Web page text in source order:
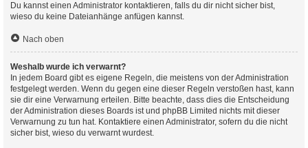
Du kannst einen Administrator kontaktieren, falls du dir nicht sicher bist,
wieso du keine Dateianhänge anfügen kannst.
Nach oben
Weshalb wurde ich verwarnt?
In jedem Board gibt es eigene Regeln, die meistens von der Administration
festgelegt werden. Wenn du gegen eine dieser Regeln verstoßen hast, kann
sie dir eine Verwarnung erteilen. Bitte beachte, dass dies die Entscheidung
der Administration dieses Boards ist und phpBB Limited nichts mit dieser
Verwarnung zu tun hat. Kontaktiere einen Administrator, sofern du die nicht
sicher bist, wieso du verwarnt wurdest.